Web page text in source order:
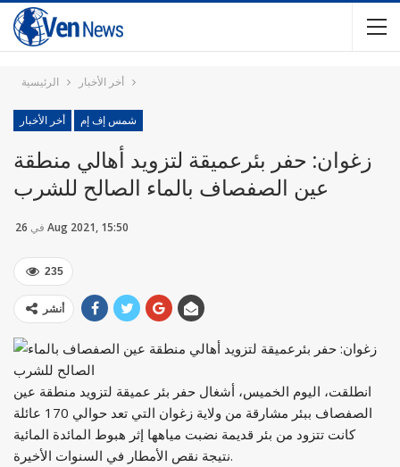
الرئيسية أخر الأخبار
أخر الأخبار شمس إف إم
زغوان: حفر بئرعميقة لتزويد أهالي منطقة
عين الصفصاف بالماء الصالح للشرب
في 26 Aug 2021, 15:50
235
أنشر
انطلقت، اليوم الخميس، أشغال حفر بئر عميقة لتزويد منطقة عين
الصفصاف ببئر مشارقة من ولاية زغوان التي تعد حوالي 170 عائلة
كانت تتزود من بئر قديمة نضبت مياهها إثر هبوط المائدة المائية
نتيجة نقص الأمطار في السنوات الأخيرة.